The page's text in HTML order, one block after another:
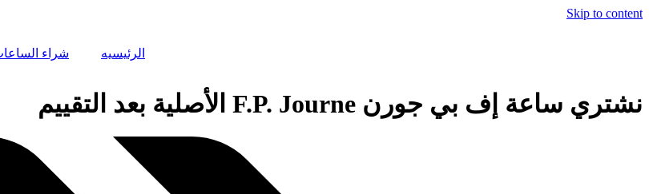
Skip to content
الرئيسيه شراء
نشتري ساعة إف بي جورن F.P. Journe الأصلية بعد التقييم